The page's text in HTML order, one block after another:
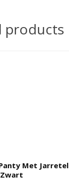
products
Met Jarretel